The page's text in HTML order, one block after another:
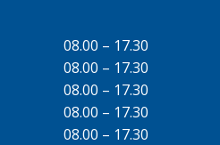
08.00 – 17.30
08.00 – 17.30
08.00 – 17.30
08.00 – 17.30
08.00 – 17.30